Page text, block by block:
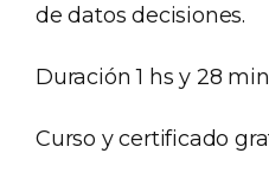
de datos decisiones.
Duración 1 hs y 28
Curso y certificado